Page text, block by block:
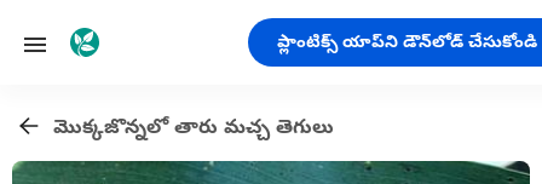
ప్లాంటిక్స్ యాప్‌ని డౌన్‌లోడ్ చేసుకోండి
మొక్కజొన్నలో తారు మచ్చ తెగులు